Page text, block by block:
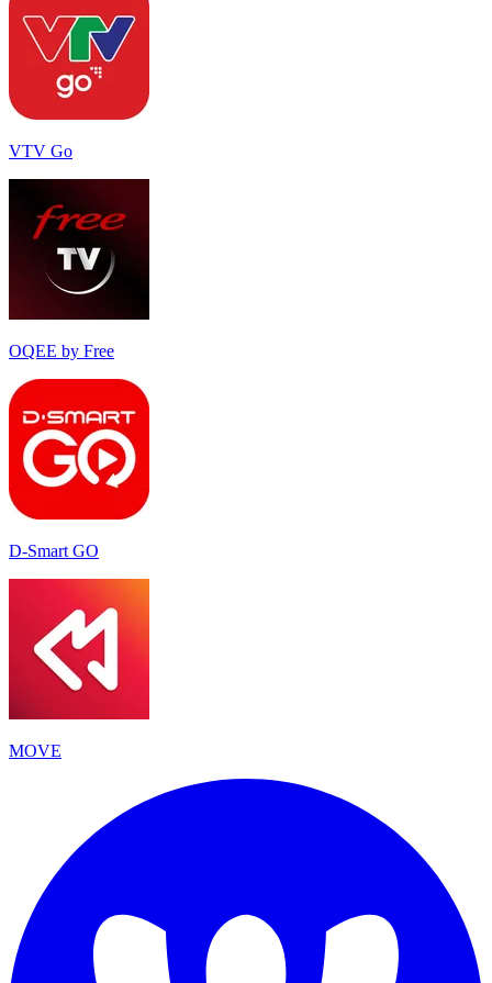
VTV Go
OQEE by Free
D-Smart GO
MOVE